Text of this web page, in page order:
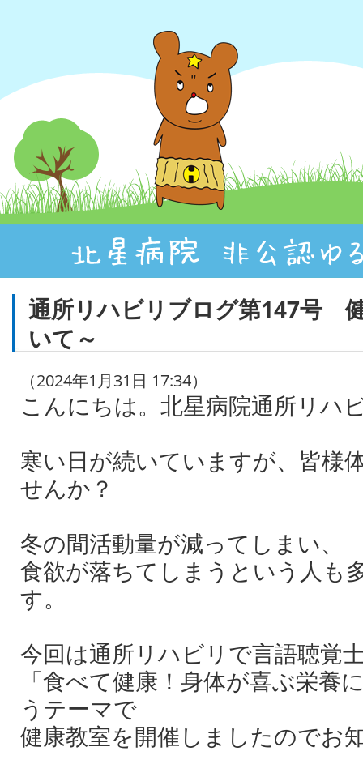
通所リハビリブログ第147号
いて～
（2024年1月31日 17:34）
こんにちは。北星病院通所リハ
寒い日が続いていますが、皆様
せんか？
冬の間活動量が減ってしまい、
食欲が落ちてしまうという人も
す。
今回は通所リハビリで言語聴覚
「食べて健康！身体が喜ぶ栄養
うテーマで
健康教室を開催しましたのでお